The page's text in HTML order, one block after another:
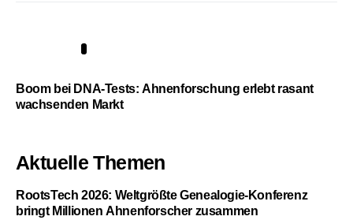
Boom bei DNA-Tests: Ahnenforschung erlebt rasant
wachsenden Markt
Aktuelle Themen
RootsTech 2026: Weltgrößte Genealogie-Konferenz
bringt Millionen Ahnenforscher zusammen